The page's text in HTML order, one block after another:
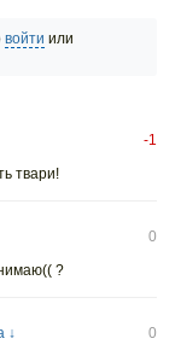
войти или
-1
твари!
0
?
↓
0